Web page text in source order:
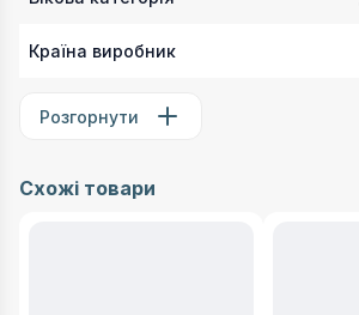
Країна виробник
Розгорнути
Схожі товари